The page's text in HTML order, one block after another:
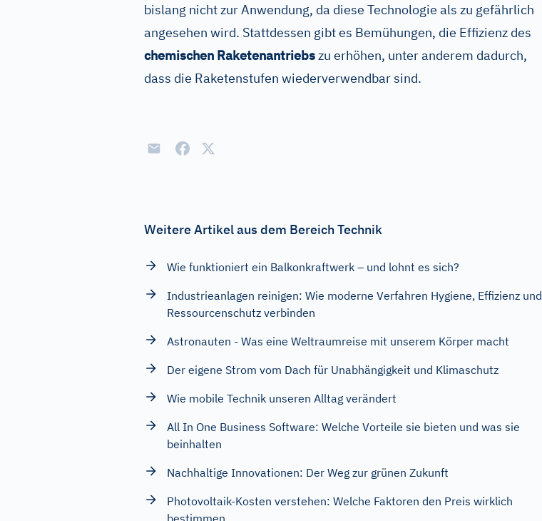
bislang nicht zur Anwendung, da diese Technologie als zu gefährlich
angesehen wird. Stattdessen gibt es Bemühungen, die Effizienz des
chemischen Raketenantriebszu erhöhen, unter anderem dadurch,
dass die Raketenstufen wiederverwendbar sind.
Weitere Artikel aus dem Bereich Technik
Wie funktioniert ein Balkonkraftwerk – und lohnt es sich?
Industrieanlagen reinigen: Wie moderne Verfahren Hygiene, Effizienz und
Ressourcenschutz verbinden
Astronauten - Was eine Weltraumreise mit unserem Körper macht
Der eigene Strom vom Dach für Unabhängigkeit und Klimaschutz
Wie mobile Technik unseren Alltag verändert
All In One Business Software: Welche Vorteile sie bieten und was sie
beinhalten
Nachhaltige Innovationen: Der Weg zur grünen Zukunft
Photovoltaik-Kosten verstehen: Welche Faktoren den Preis wirklich
bestimmen